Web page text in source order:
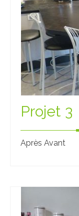
Projet 3
Après Avant